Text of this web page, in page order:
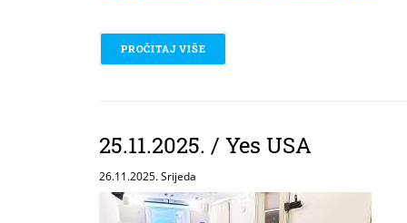
PROČITAJ VIŠE
25.11.2025. / Yes USA
26.11.2025. Srijeda